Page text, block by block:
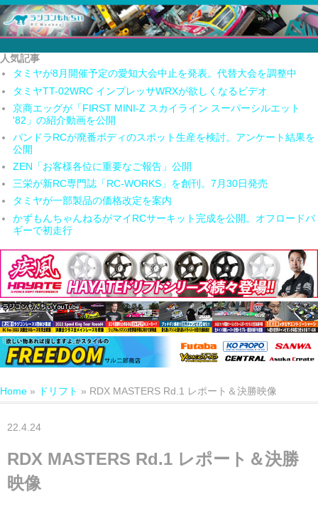
人気記事
タミヤが8月開催予定の愛知大会中止を発表。代替大会を調整中
タミヤTT-02WRC インプレッサWRXが欲しくなるビデオ
京商エッグが「FIRST MINI-Z スカイライン スーパーシルエット
'82」の紹介動画を公開
パンドラRCが廃番ボディのスポット生産を検討。アンケート結果を
公開
ZEN「お客様各位に重要なご報告」公開
三栄が新RC専門誌「RC-WORKS」を創刊。7月30日発売
タミヤが一部製品の価格改定を案内
かずもんちゃんねるがマイRCサーキット完成を公開。オフロードバ
ギーで初走行
Home » ドリフト » RDX MASTERS Rd.1 レポート＆決勝映像
22.4.24
RDX MASTERS Rd.1 レポート＆決勝
映像